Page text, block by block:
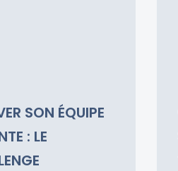
SON ÉQUIPE
: LE